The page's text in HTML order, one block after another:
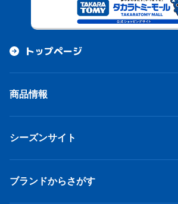
トップページ
商品情報
シーズンサイト
ブランドからさがす